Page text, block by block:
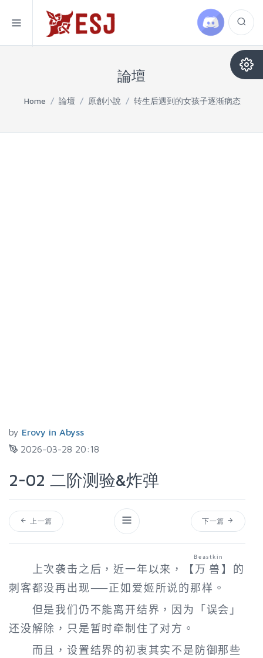
論壇
Home / 論壇 / 原創小說 / 转生后遇到的女孩子逐渐病态
by Erovy in Abyss
2026-03-28 20:18
2-02 二阶测验&炸弹
上一篇 下一篇
上次袭击之后，近一年以来，【万兽
Beastkin
】的
刺客都没再出现——正如爱姬所说的那样。
但是我们仍不能离开结界，因为「误会」
还没解除，只是暂时牵制住了对方。
而且，设置结界的初衷其实不是防御那些